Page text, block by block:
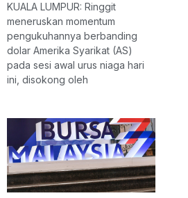
KUALA LUMPUR: Ringgit
meneruskan momentum
pengukuhannya berbanding
dolar Amerika Syarikat (AS)
pada sesi awal urus niaga hari
ini, disokong oleh